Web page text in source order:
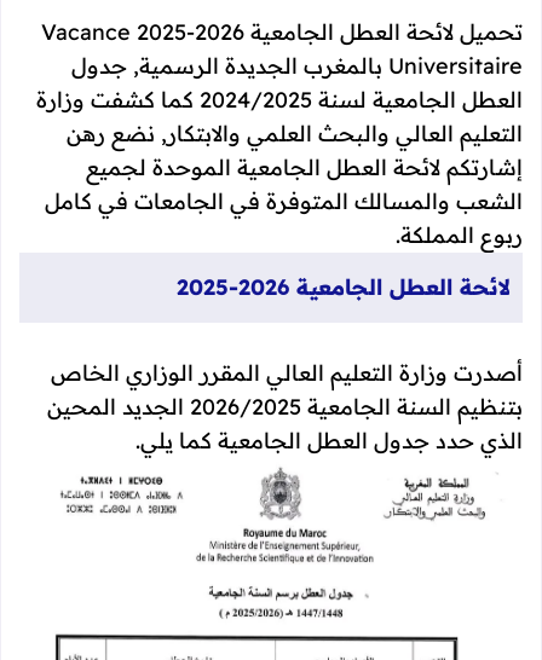
تحميل لائحة العطل الجامعية 2026-2025 Vacance
Universitaire بالمغرب الجديدة الرسمية, جدول
العطل الجامعية لسنة 2024/2025 كما كشفت وزارة
التعليم العالي والبحث العلمي والابتكار, نضع رهن
إشارتكم لائحة العطل الجامعية الموحدة لجميع
الشعب والمسالك المتوفرة في الجامعات في كامل
ربوع المملكة.
لائحة العطل الجامعية 2026-2025
أصدرت وزارة التعليم العالي المقرر الوزاري الخاص
بتنظيم السنة الجامعية 2026/2025 الجديد المحين
الذي حدد جدول العطل الجامعية كما يلي.